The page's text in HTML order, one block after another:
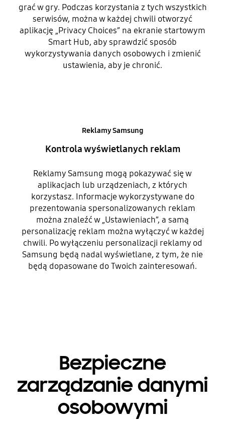
grać w gry. Podczas korzystania z tych wszystkich
serwisów, można w każdej chwili otworzyć
aplikację „Privacy Choices” na ekranie startowym
Smart Hub, aby sprawdzić sposób
wykorzystywania danych osobowych i zmienić
ustawienia, aby je chronić.
Reklamy Samsung
Kontrola wyświetlanych reklam
Reklamy Samsung mogą pokazywać się w
aplikacjach lub urządzeniach, z których
korzystasz. Informacje wykorzystywane do
prezentowania spersonalizowanych reklam
można znaleźć w „Ustawieniach”, a samą
personalizację reklam można wyłączyć w każdej
chwili. Po wyłączeniu personalizacji reklamy od
Samsung będą nadal wyświetlane, z tym, że nie
będą dopasowane do Twoich zainteresowań.
Bezpieczne
zarządzanie danymi
osobowymi